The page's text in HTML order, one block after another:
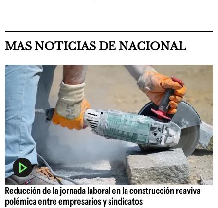
MAS NOTICIAS DE NACIONAL
Reducción de la jornada laboral en la construcción reaviva
polémica entre empresarios y sindicatos